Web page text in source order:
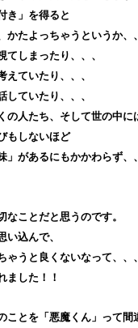
き」を得ると
かたよっちゃうというか、
しまったり、、、
ていたり、、、
ていたり、、、
の人たち、そして世の中に
もしないほど
」があるにもかかわらず、
ことだと思うのです。
い込んで、
ゃうと良くないなって、、
ました！！
ことを「悪魔くん」って間